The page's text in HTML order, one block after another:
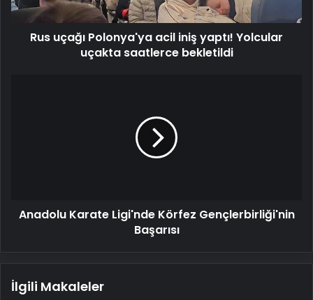
uçakta
saatlerce
bekletildi
Rus uçağı Polonya'ya acil iniş yaptı! Yolcular
uçakta saatlerce bekletildi
Anadolu Karate Ligi'nde Körfez Gençlerbirliği'nin
Başarısı
İlgili Makaleler